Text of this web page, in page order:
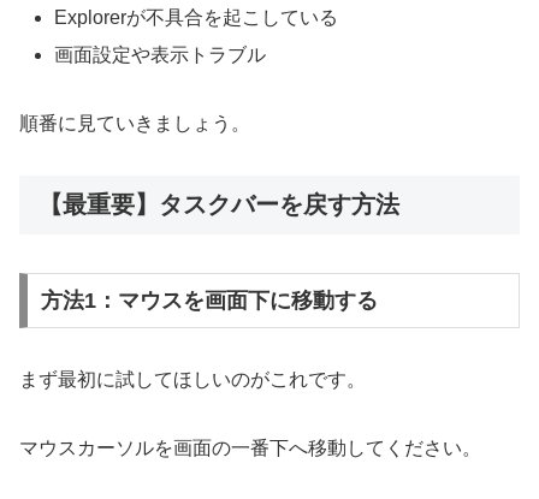
Explorerが不具合を起こしている
画面設定や表示トラブル
順番に見ていきましょう。
【最重要】タスクバーを戻す方法
方法1：マウスを画面下に移動する
まず最初に試してほしいのがこれです。
マウスカーソルを画面の一番下へ移動してください。